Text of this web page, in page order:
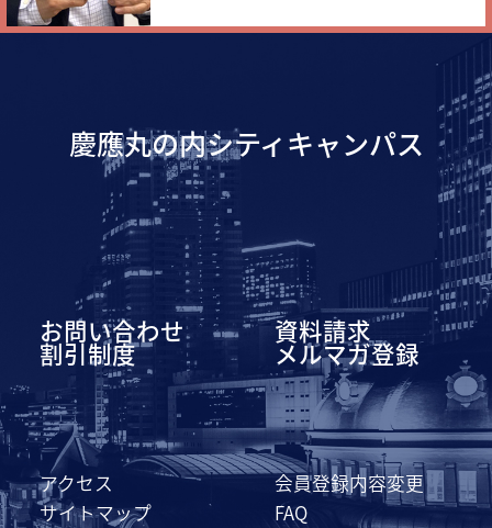
慶應丸の内シティキャンパス
お問い合わせ 資料請求
割引制度 メルマガ登録
アクセス
会員登録内容変更
サイトマップ
FAQ